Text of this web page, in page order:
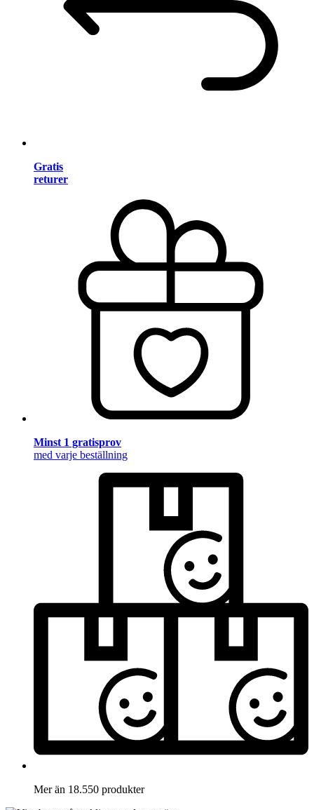
Gratis
returer
Minst 1 gratisprov
med varje beställning
Mer än 18.550 produkter